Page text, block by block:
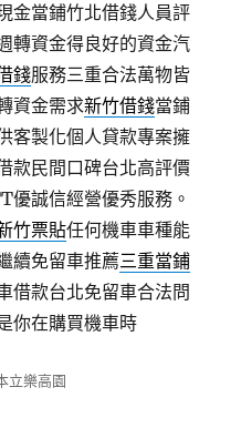
金當鋪竹北借錢人員評
轉資金得良好的資金汽
錢服務三重合法萬物皆
資金需求新竹借錢當鋪
客製化個人貸款專案擁
款民間口碑台北高評價
優誠信經營優秀服務。
竹票貼任何機車車種能
續免留車推薦三重當鋪
借款台北免留車合法問
你在購買機車時
立樂高園